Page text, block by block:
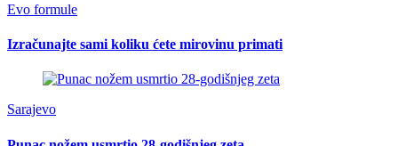
Evo formule
Izračunajte sami koliku ćete mirovinu primati
Sarajevo